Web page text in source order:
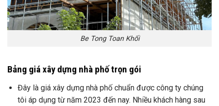
Be Tong Toan Khối
Bảng giá xây dựng nhà phố trọn gói
Đây là giá xây dựng nhà phố chuẩn được công ty chúng
tôi áp dụng từ năm 2023 đến nay. Nhiều khách hàng sau